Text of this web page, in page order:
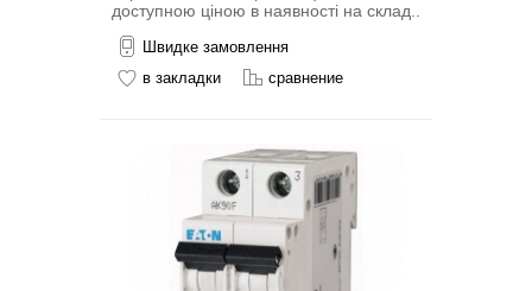
доступною ціною в наявності на склад..
Швидке замовлення
в закладки
сравнение